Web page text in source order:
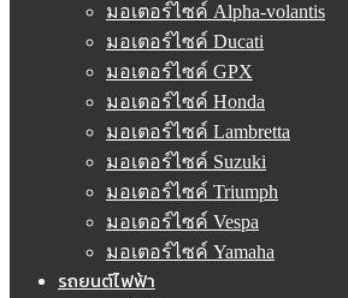
มอเตอร์ไซค์ Alpha-volantis
มอเตอร์ไซค์ Ducati
มอเตอร์ไซค์ GPX
มอเตอร์ไซค์ Honda
มอเตอร์ไซค์ Lambretta
มอเตอร์ไซค์ Suzuki
มอเตอร์ไซค์ Triumph
มอเตอร์ไซค์ Vespa
มอเตอร์ไซค์ Yamaha
รถยนต์ไฟฟ้า